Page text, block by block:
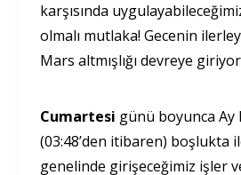
karşısında
olmalı mutlaka! Gecenin
Mars altmışlığı devreye
Cumartesi günü boyunca Ay
(03:48’den itibaren) boşlukta
genelinde girişeceğimiz işler